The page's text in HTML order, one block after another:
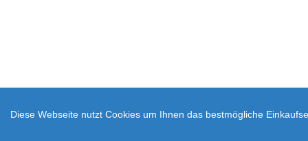
Diese Webseite nutzt Cookies um Ihnen das bestmögliche